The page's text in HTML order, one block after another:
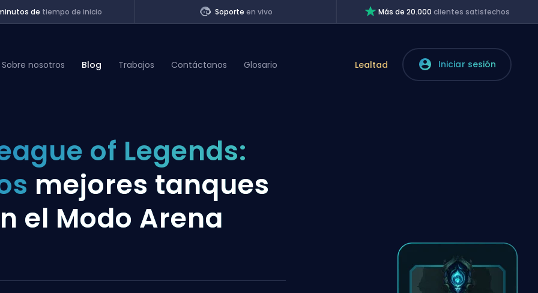
de tiempo de inicio Soporteen vivo Más de 20.000clientes satisfechos
Sobre nosotros Blog Trabajos Contáctanos Glosario Lealtad Iniciar sesión
of Legends:
mejores tanques
el Modo Arena